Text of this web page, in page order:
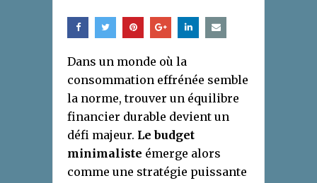
Dans un monde où la
consommation effrénée semble
la norme, trouver un équilibre
financier durable devient un
défi majeur. Le budget
minimaliste émerge alors
comme une stratégie puissante